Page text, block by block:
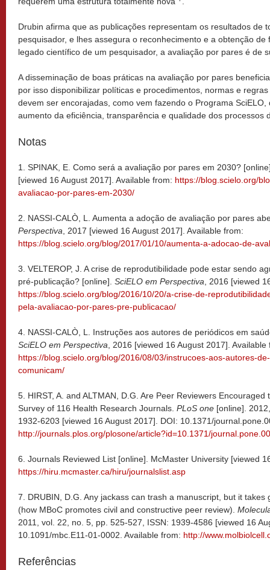
Drubin afirma que as publicações representam os resultados de
pesquisador, e lhes assegura o reconhecimento e a obtenção
legado científico de um pesquisador, a avaliação por pares é de
A disseminação de boas práticas na avaliação por pares
por isso disponibilizar políticas e procedimentos, normas e
devem ser encorajadas, como vem fazendo o Programa
aumento da eficiência, transparência e qualidade dos processos
Notas
1. SPINAK, E. Como será a avaliação por pares em 2030?
[viewed 16 August 2017]. Available from: https://blog.scielo.org/
avaliacao-por-pares-em-2030/
2. NASSI-CALÒ, L. Aumenta a adoção de avaliação por pares
Perspectiva , 2017 [viewed 16 August 2017]. Available from:
https://blog.scielo.org/blog/2017/01/10/aumenta-a-adocao-de-
3. VELTEROP, J. A crise de reprodutibilidade pode estar sendo
pré-publicação? [online]. SciELO em Perspectiva , 2016 [viewed
https://blog.scielo.org/blog/2016/10/20/a-crise-de-
pela-avaliacao-por-pares-pre-publicacao/
4. NASSI-CALÒ, L. Instruções aos autores de periódicos em
SciELO em Perspectiva , 2016 [viewed 16 August 2017]. Available
https://blog.scielo.org/blog/2016/08/03/instrucoes-aos-autores-
comunicam/
5. HIRST, A. and ALTMAN, D.G. Are Peer Reviewers
Survey of 116 Health Research Journals. PLoS one [online].
1932-6203 [viewed 16 August 2017]. DOI: 10.1371/
http://journals.plos.org/plosone/article?id=10.1371/
6. Journals Reviewed List [online]. McMaster University [viewed
https://hiru.mcmaster.ca/hiru/journalslist.asp
7. DRUBIN, D.G. Any jackass can trash a manuscript, but it
(how MBoC promotes civil and constructive peer review).
2011, vol. 22, no. 5, pp. 525-527, ISSN: 1939-4586 [viewed 16
10.1091/mbc.E11-01-0002. Available from: http://
Referências